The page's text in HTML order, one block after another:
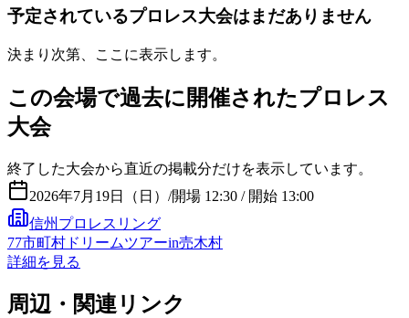
予定されているプロレス大会はまだありません
決まり次第、ここに表示します。
この会場で過去に開催されたプロレス
大会
終了した大会から直近の掲載分だけを表示しています。
2026年7月19日（日） /開場 12:30 / 開始 13:00
信州プロレスリング
77市町村ドリームツアーin売木村
詳細を見る
周辺・関連リンク